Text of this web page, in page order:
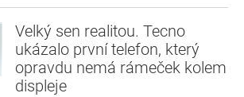
Velký sen realitou. Tecno
ukázalo první telefon, který
opravdu nemá rámeček kolem
displeje